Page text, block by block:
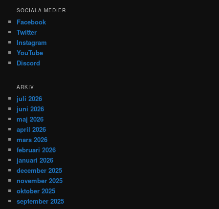
SOCIALA MEDIER
Facebook
Twitter
Instagram
YouTube
Discord
ARKIV
juli 2026
juni 2026
maj 2026
april 2026
mars 2026
februari 2026
januari 2026
december 2025
november 2025
oktober 2025
september 2025